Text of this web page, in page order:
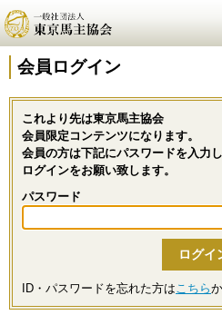
会員ログイン
これより先は東京馬主協会
会員限定コンテンツになります。
会員の方は下記にパスワードを入力し
ログインをお願い致します。
パスワード
ID・パスワードを忘れた方はこちら